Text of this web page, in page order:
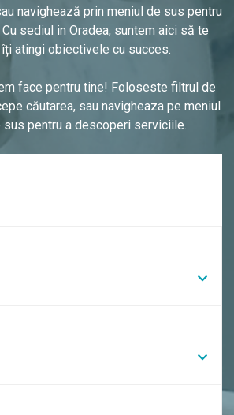
navighează prin meniul de sus pentru
sediul in Oradea, suntem aici să te
atingi obiectivele cu succes.
face pentru tine! Foloseste filtrul de
căutarea, sau navigheaza pe meniul
sus pentru a descoperi serviciile.